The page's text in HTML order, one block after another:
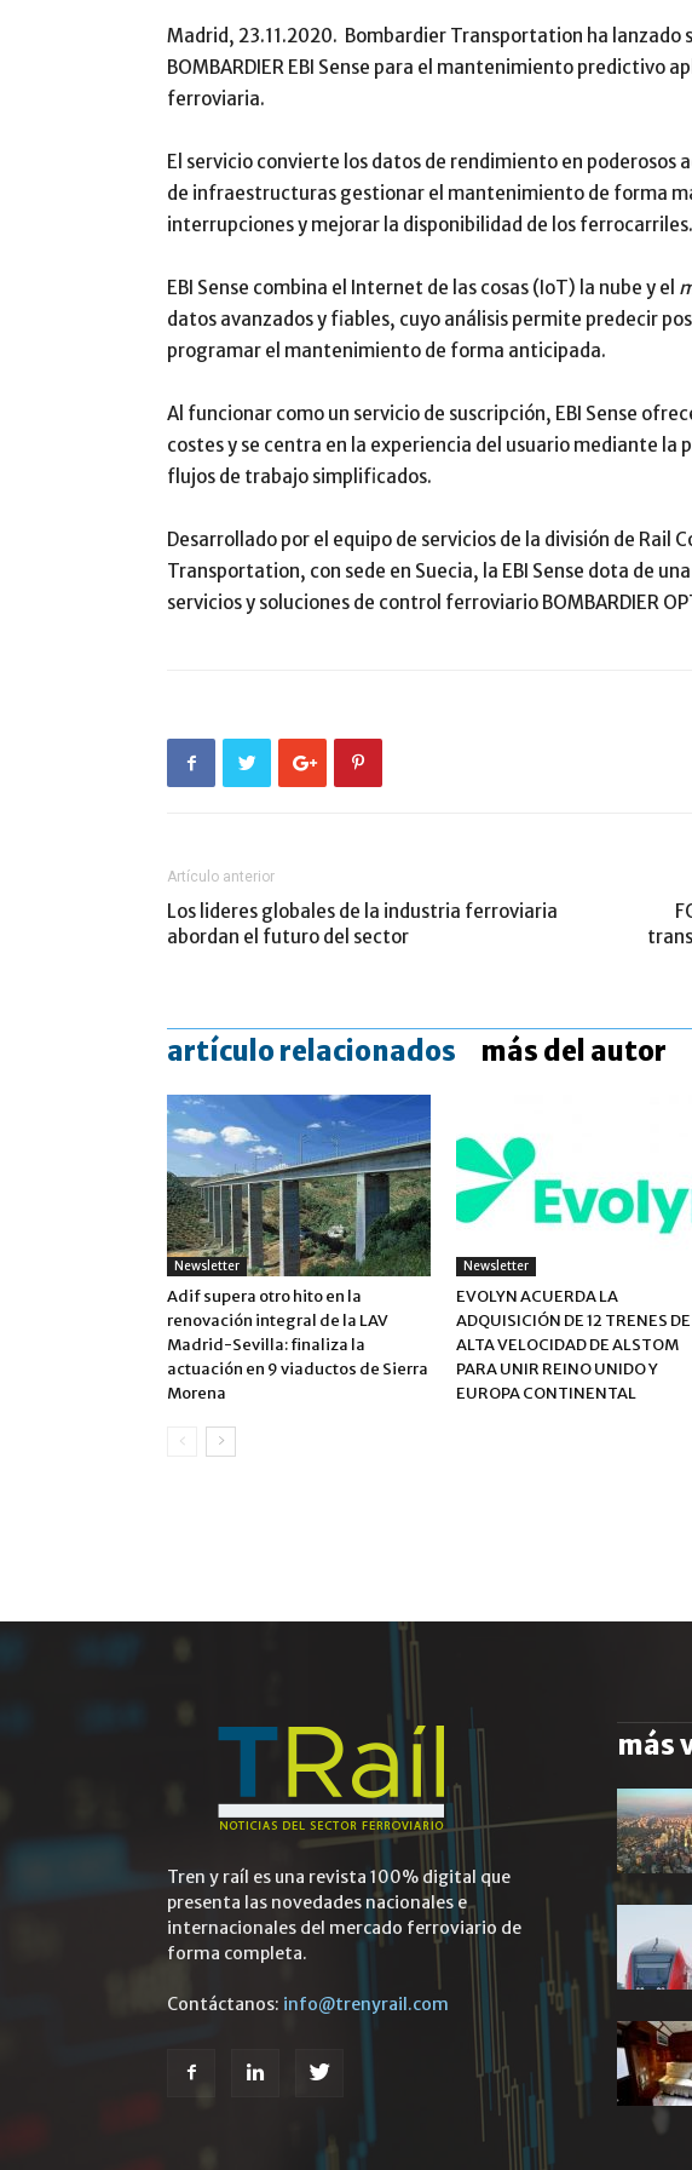
Madrid, 23.11.2020. Bombardier Transportation ha lanzado
BOMBARDIER EBI Sense para el mantenimiento predictivo
ferroviaria.
El servicio convierte los datos de rendimiento en poderosos
de infraestructuras gestionar el mantenimiento de forma
interrupciones y mejorar la disponibilidad de los ferrocarriles.
EBI Sense combina el Internet de las cosas (IoT) la nube y el
datos avanzados y fiables, cuyo análisis permite predecir
programar el mantenimiento de forma anticipada.
Al funcionar como un servicio de suscripción, EBI Sense
costes y se centra en la experiencia del usuario mediante
flujos de trabajo simplificados.
Desarrollado por el equipo de servicios de la división de Rail
Transportation, con sede en Suecia, la EBI Sense dota de
servicios y soluciones de control ferroviario BOMBARDIER
Artículo anterior
Los lideres globales de la industria ferroviaria
abordan el futuro del sector
artículo relacionados más del autor
Newsletter
Adif supera otro hito en la
renovación integral de la LAV
Madrid-Sevilla: finaliza la
actuación en 9 viaductos de Sierra
Morena
Newsletter
EVOLYN ACUERDA LA
ADQUISICIÓN DE 12 TRENES DE
ALTA VELOCIDAD DE ALSTOM
PARA UNIR REINO UNIDO Y
EUROPA CONTINENTAL
Tren y raíl es una revista 100% digital que
presenta las novedades nacionales e
internacionales del mercado ferroviario de
forma completa.
Contáctanos: info@trenyrail.com
más